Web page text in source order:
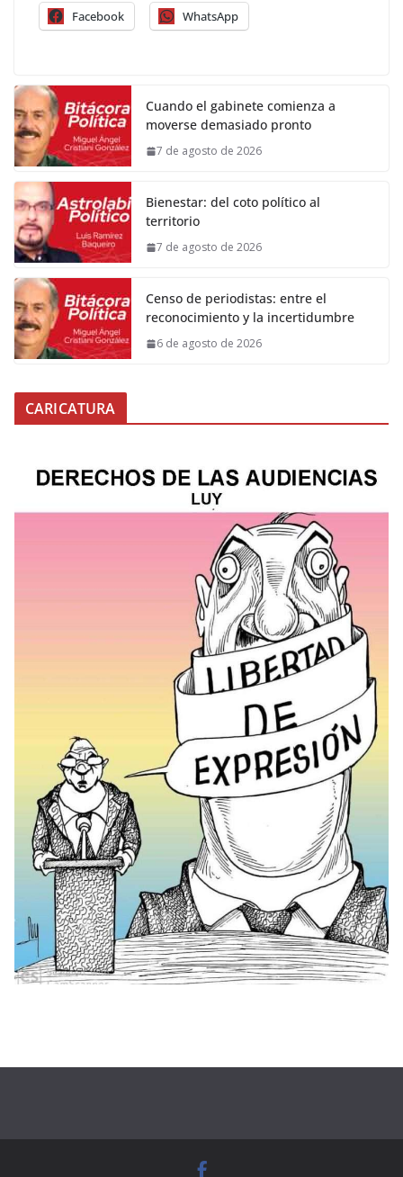
Facebook WhatsApp
Cuando el gabinete comienza a
moverse demasiado pronto
7 de agosto de 2026
Bienestar: del coto político al
territorio
7 de agosto de 2026
Censo de periodistas: entre el
reconocimiento y la incertidumbre
6 de agosto de 2026
CARICATURA